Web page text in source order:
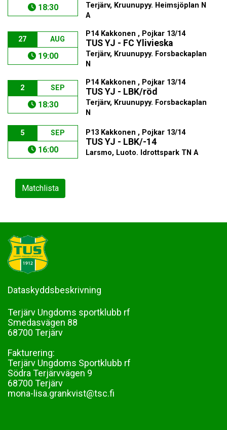
18:30
Terjärv, Kruunupyy. Heimsjöplan N
A
27 AUG
19:00
P14 Kakkonen , Pojkar 13/14
TUS YJ - FC Ylivieska
Terjärv, Kruunupyy. Forsbackaplan
N
2 SEP
18:30
P14 Kakkonen , Pojkar 13/14
TUS YJ - LBK/röd
Terjärv, Kruunupyy. Forsbackaplan
N
5 SEP
16:00
P13 Kakkonen , Pojkar 13/14
TUS YJ - LBK/-14
Larsmo, Luoto. Idrottspark TN A
Matchlista
Dataskyddsbeskrivning
Terjärv Ungdoms sportklubb rf
Smedasvägen 88
68700 Terjärv
Fakturering:
Terjärv Ungdoms Sportklubb rf
Södra Terjärvvägen 9
68700 Terjärv
mona-lisa.grankvist@tsc.fi